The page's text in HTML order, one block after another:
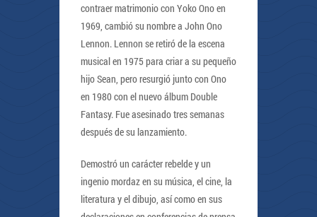
contraer matrimonio con Yoko Ono en
1969, cambió su nombre a John Ono
Lennon. Lennon se retiró de la escena
musical en 1975 para criar a su pequeño
hijo Sean, pero resurgió junto con Ono
en 1980 con el nuevo álbum Double
Fantasy. Fue asesinado tres semanas
después de su lanzamiento.
Demostró un carácter rebelde y un
ingenio mordaz en su música, el cine, la
literatura y el dibujo, así como en sus